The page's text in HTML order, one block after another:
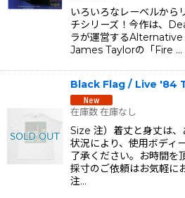
いろいろなレーベルから
チシリーズ！今作は、
ラが運営するAlternative
James Taylorの「Fire …
Black Flag / Live '84
在庫数 在庫なし
Size 注）着丈と身丈は
状況により、使用ボディ
了承ください。お時間を
採寸のご依頼はお気軽に
注…